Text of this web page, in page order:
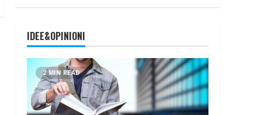
IDEE&OPINIONI
2 MIN READ